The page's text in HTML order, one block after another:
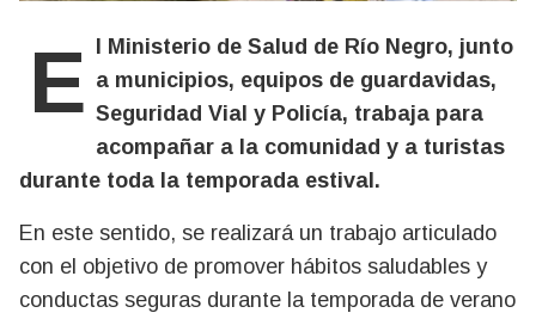
El Ministerio de Salud de Río Negro, junto a municipios, equipos de guardavidas,
Seguridad Vial y Policía, trabaja para
acompañar a la comunidad y a turistas
durante toda la temporada estival.
En este sentido, se realizará un trabajo articulado
con el objetivo de promover hábitos saludables y
conductas seguras durante la temporada de verano